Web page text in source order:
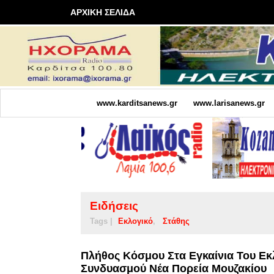
ΑΡΧΙΚΗ ΣΕΛΙΔΑ
www.karditsanews.gr www.larisanews.gr
Ειδήσεις
Tags | Εκλογικό Στάθης
Πλήθος Κόσμου Στα Εγκαίνια Του
Συνδυασμού Νέα Πορεία Μουζακίου